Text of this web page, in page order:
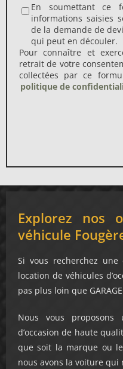
En soumettant ce
informations saisies
de la demande de
qui peut en découler.
Pour connaître et
retrait de votre
collectées par ce
politique de
Alternative:
Explorez nos
véhicule
Si vous recherchez
location de véhicules
pas plus loin que GARAGE
Nous vous
d’occasion de haute
que soit la marque ou
nous avons la voiture qui